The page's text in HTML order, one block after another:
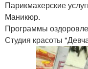
Парикмахерские
Маникюр.
Программы
Студия красоты